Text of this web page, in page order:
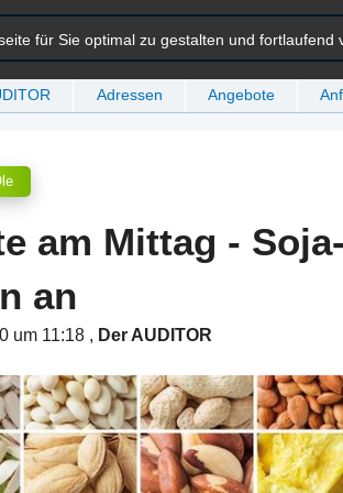
Adressen Angebote
für Sie optimal zu gestalten und
am Mittag -
an
um 11:18 , Der AUDITOR